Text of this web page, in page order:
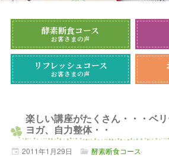
酵素断食コース
お客さまの声
リフレッシュコース
お客さまの声
楽しい講座がたくさん・・・ベ
ヨガ、自力整体・・
2011年1月29日 酵素断食コース